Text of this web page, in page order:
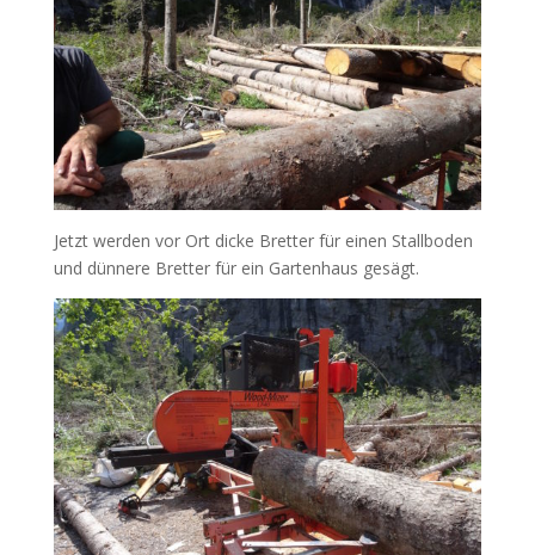
Jetzt werden vor Ort dicke Bretter für einen Stallboden
und dünnere Bretter für ein Gartenhaus gesägt.